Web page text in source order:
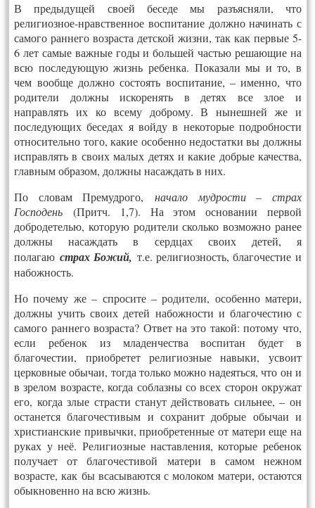
В предыдущей своей беседе мы разъясняли, что
религиозное-нравственное воспитание должно начинать с
самого раннего возраста детской жизни, так как первые 5-
6 лет самые важные годы и большей частью решающие на
всю последующую жизнь ребенка. Показали мы и то, в
чем вообще должно состоять воспитание, – именно, что
родители должны искоренять в детях все злое и
направлять их ко всему доброму. В нынешней же и
последующих беседах я войду в некоторые подробности
относительно того, какие особенно недостатки вы должны
исправлять в своих малых детях и какие добрые качества,
главным образом, должны насаждать в них.
По словам Премудрого,
начало мудрости – страх
Господень
(Притч. 1,7). На этом основании первой
добродетелью, которую родители сколько возможно ранее
должны насаждать в сердцах своих детей, я
полагаю страх Божий, т.е. религиозность, благочестие и
набожность.
Но почему же – спросите – родители, особенно матери,
должны учить своих детей набожности и благочестию с
самого раннего возраста? Ответ на это такой: потому что,
если ребенок из младенчества воспитан будет в
благочестии, приобретет религиозные навыки, усвоит
церковные обычаи, тогда только можно надеяться, что он и
в зрелом возрасте, когда соблазны со всех сторон окружат
его, когда злые страсти станут действовать сильнее, – он
останется благочестивым и сохранит добрые обычаи и
христианские привычки, приобретенные от матери еще на
руках у неё. Религиозные наставления, которые ребенок
получает от благочестивой матери в самом нежном
возрасте, как бы всасываются с молоком матери, остаются
обыкновенно на всю жизнь.